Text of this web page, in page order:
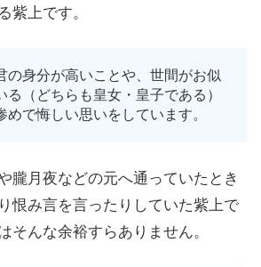
紫上です。
の身分が高いことや、世間がお似
（どちらも皇女・皇子である）
めで悔しい思いをしています。
朧月夜などの元へ通っていたとき
恨み言を言ったりしていた紫上で
そんな余裕すらありません。